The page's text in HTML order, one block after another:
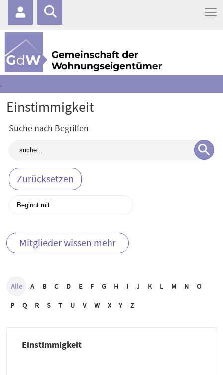
≡
.
Einstimmigkeit
Suche nach Begriffen
Mitglieder wissen mehr
Alle A B C D E F G H I J K L M N O
P Q R S T U V W X Y Z
Einstimmigkeit